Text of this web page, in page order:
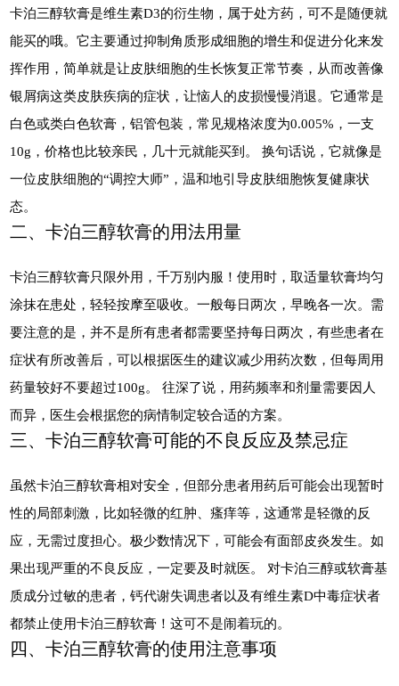
卡泊三醇软膏是维生素D3的衍生物，属于处方药，可不是随便就
能买的哦。它主要通过抑制角质形成细胞的增生和促进分化来发
挥作用，简单就是让皮肤细胞的生长恢复正常节奏，从而改善像
银屑病这类皮肤疾病的症状，让恼人的皮损慢慢消退。它通常是
白色或类白色软膏，铝管包装，常见规格浓度为0.005%，一支
10g，价格也比较亲民，几十元就能买到。 换句话说，它就像是
一位皮肤细胞的“调控大师”，温和地引导皮肤细胞恢复健康状
态。
二、卡泊三醇软膏的用法用量
卡泊三醇软膏只限外用，千万别内服！使用时，取适量软膏均匀
涂抹在患处，轻轻按摩至吸收。一般每日两次，早晚各一次。需
要注意的是，并不是所有患者都需要坚持每日两次，有些患者在
症状有所改善后，可以根据医生的建议减少用药次数，但每周用
药量较好不要超过100g。 往深了说，用药频率和剂量需要因人
而异，医生会根据您的病情制定较合适的方案。
三、卡泊三醇软膏可能的不良反应及禁忌症
虽然卡泊三醇软膏相对安全，但部分患者用药后可能会出现暂时
性的局部刺激，比如轻微的红肿、瘙痒等，这通常是轻微的反
应，无需过度担心。极少数情况下，可能会有面部皮炎发生。如
果出现严重的不良反应，一定要及时就医。 对卡泊三醇或软膏基
质成分过敏的患者，钙代谢失调患者以及有维生素D中毒症状者
都禁止使用卡泊三醇软膏！这可不是闹着玩的。
四、卡泊三醇软膏的使用注意事项